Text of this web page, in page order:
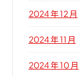
2024 年 12 月
2024 年 11 月
2024 年 10 月